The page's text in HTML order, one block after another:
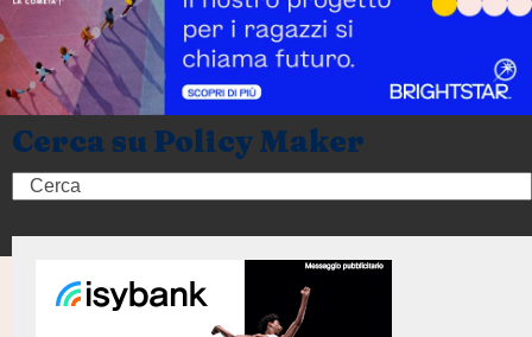
Cerca su Policy Maker
Search